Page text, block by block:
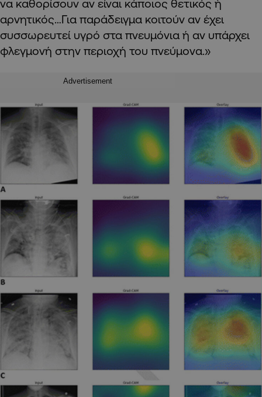
να καθορίσουν αν είναι κάποιος θετικός ή
αρνητικός…Για παράδειγμα κοιτούν αν έχει
συσσωρευτεί υγρό στα πνευμόνια ή αν υπάρχει
φλεγμονή στην περιοχή του πνεύμονα.»
Advertisement